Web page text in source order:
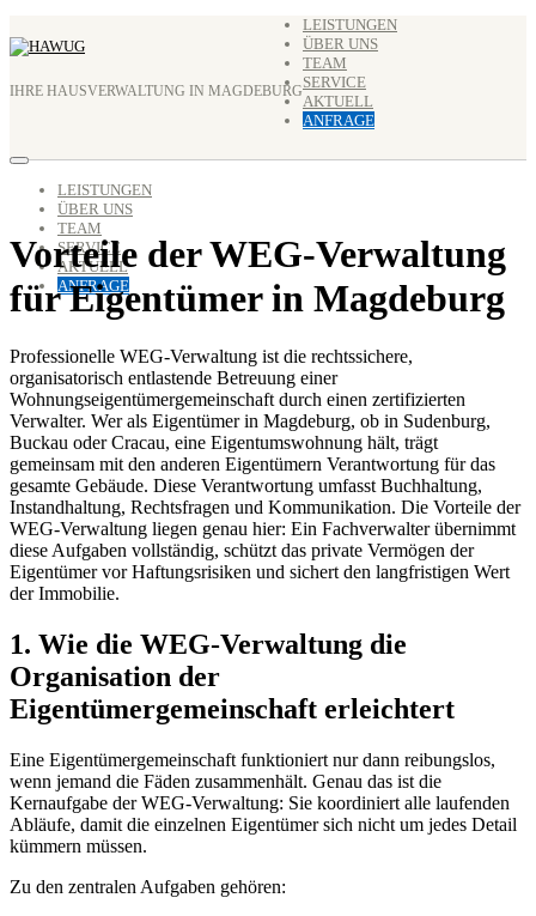
Inhalt
IHRE HAUSVERWALTUNG IN MAGDEBURG
LEISTUNGEN
ÜBER UNS
TEAM
SERVICE
AKTUELL
ANFRAGE
LEISTUNGEN
ÜBER UNS
TEAM
SERVICE
AKTUELL
ANFRAGE
Vorteile der WEG-Verwaltung
für Eigentümer in Magdeburg
Professionelle WEG-Verwaltung ist die rechtssichere,
organisatorisch entlastende Betreuung einer
Wohnungseigentümergemeinschaft durch einen zertifizierten
Verwalter. Wer als Eigentümer in Magdeburg, ob in Sudenburg,
Buckau oder Cracau, eine Eigentumswohnung hält, trägt
gemeinsam mit den anderen Eigentümern Verantwortung für das
gesamte Gebäude. Diese Verantwortung umfasst Buchhaltung,
Instandhaltung, Rechtsfragen und Kommunikation. Die Vorteile der
WEG-Verwaltung liegen genau hier: Ein Fachverwalter übernimmt
diese Aufgaben vollständig, schützt das private Vermögen der
Eigentümer vor Haftungsrisiken und sichert den langfristigen Wert
der Immobilie.
1. Wie die WEG-Verwaltung die
Organisation der
Eigentümergemeinschaft erleichtert
Eine Eigentümergemeinschaft funktioniert nur dann reibungslos,
wenn jemand die Fäden zusammenhält. Genau das ist die
Kernaufgabe der WEG-Verwaltung: Sie koordiniert alle laufenden
Abläufe, damit die einzelnen Eigentümer sich nicht um jedes Detail
kümmern müssen.
Zu den zentralen Aufgaben gehören: